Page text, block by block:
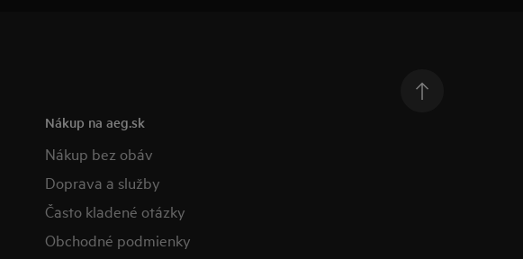
Nákup na aeg.sk
Nákup bez obáv​
Doprava a služby​
​Často kladené otázky​
Obchodné podmienky​